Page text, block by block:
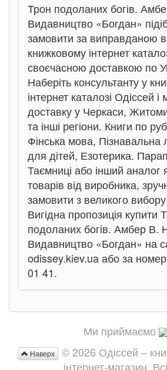
Трон подоланих богів.
Видавництво «Богдан»
замовити за виправданою
книжковому інтернет
своєчасною доставкою по
Наберіть консультанту у
інтернет каталозі Одіссей
доставку у Черкаси,
та інші регіони. Книги по
Фінська мова, Пізнавальна
для дітей, Езотерика.
Таємниці або інший аналог
товарів від виробника,
замовити з великого вибору
Вигідна пропозиція купити
подоланих богів. Амбер В.
Видавництво «Богдан» на
odissey.kiev.ua або за
01 41.
Ми приймаємо
Наверх
© 2026 Одіссей –
інтернет-магазин.